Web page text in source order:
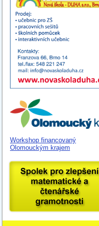
Workshop financovaný
Olomouckým krajem